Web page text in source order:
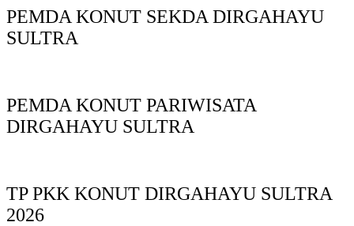
PEMDA KONUT SEKDA DIRGAHAYU
SULTRA
PEMDA KONUT PARIWISATA
DIRGAHAYU SULTRA
TP PKK KONUT DIRGAHAYU SULTRA
2026